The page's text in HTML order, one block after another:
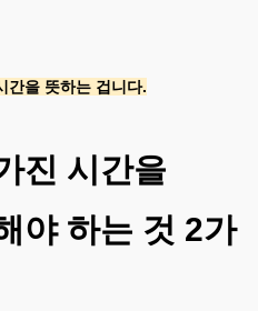
간을 뜻하는 겁니다.
진 시간을
야 하는 것 2가